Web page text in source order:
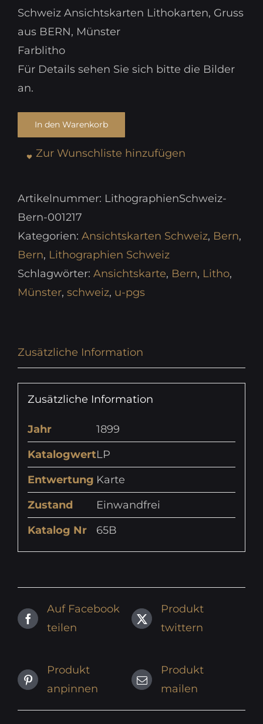
Schweiz Ansichtskarten Lithokarten, Gruss
aus BERN, Münster
Farblitho
Für Details sehen Sie sich bitte die Bilder
an.
In den Warenkorb
Zur Wunschliste hinzufügen
Artikelnummer: LithographienSchweiz-
Bern-001217
Kategorien: Ansichtskarten Schweiz, Bern,
Bern, Lithographien Schweiz
Schlagwörter: Ansichtskarte, Bern, Litho,
Münster, schweiz, u-pgs
Zusätzliche Information
Zusätzliche Information
Jahr
1899
KatalogwertLP
Entwertung Karte
Zustand
Einwandfrei
Katalog Nr
65B
Auf Facebook
teilen
Produkt
twittern
Produkt
anpinnen
Produkt
mailen